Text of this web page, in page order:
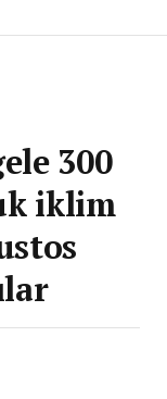
300
iklim